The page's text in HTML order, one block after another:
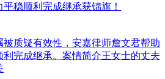
稳顺利完成继承获锦旗！
质疑有效性，安嘉律师詹文君帮助
完成继承。案情简介王女士的丈夫